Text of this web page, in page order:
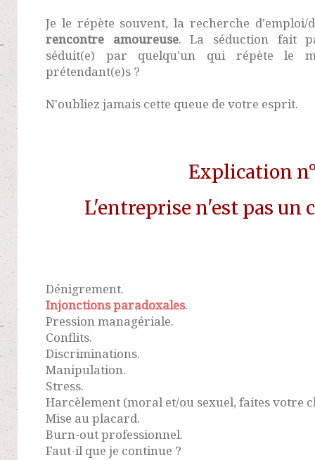
Je le répète souvent, la recherche
rencontre amoureuse. La séduction fait
séduit(e) par quelqu'un qui répète le
prétendant(e)s ?
N'oubliez jamais cette queue de votre esprit.
Explication
L'entreprise n'est pas un
Dénigrement.
Injonctions paradoxales.
Pression managériale.
Conflits.
Discriminations.
Manipulation.
Stress.
Harcèlement (moral et/ou sexuel, faites votre
Mise au placard.
Burn-out professionnel.
Faut-il que je continue ?